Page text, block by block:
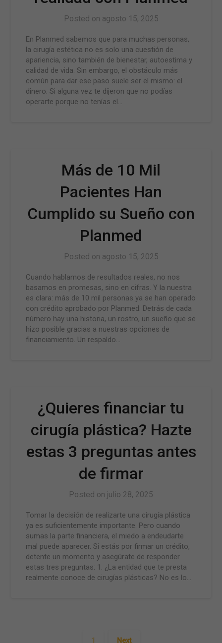
Posted on agosto 15, 2025
En Planmed sabemos que para muchas personas,
la cirugía estética no es solo una cuestión de
apariencia, sino también de bienestar, autoestima y
calidad de vida. Sin embargo, el obstáculo más
común para dar ese paso suele ser el mismo: el
dinero. Si alguna vez te dijeron que no podías
operarte porque no tenías el…
Más de 10 Mil
Pacientes Han
Cumplido su Sueño con
Planmed
Posted on agosto 15, 2025
Cuando hablamos de resultados reales, no nos
basamos en promesas, sino en cifras. Y la nuestra
es clara: más de 10 mil personas ya se han operado
con crédito aprobado por Planmed. Detrás de cada
número hay una historia, un rostro, un sueño que se
hizo posible gracias a nuestras opciones de
financiamiento. Un respaldo…
¿Quieres financiar tu
cirugía plástica? Hazte
estas 3 preguntas antes
de firmar
Posted on julio 28, 2025
Tomar la decisión de realizarte una cirugía plástica
ya es suficientemente importante. Pero cuando
sumas la parte financiera, el miedo a endeudarte
mal puede aparecer. Si estás por firmar un crédito,
detente un momento y asegúrate de responder
estas tres preguntas: 1. ¿La entidad que te presta
realmente conoce de cirugías plásticas? No es lo…
1 Next